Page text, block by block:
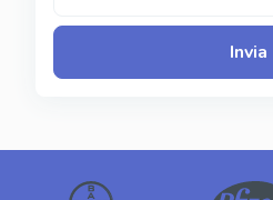
Invia